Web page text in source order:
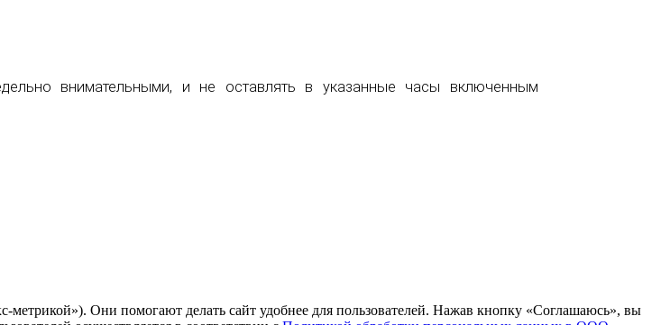
внимательными, и не оставлять в указанные часы включенным
Они помогают делать сайт удобнее для пользователей. Нажав кнопку «Соглашаюсь», вы